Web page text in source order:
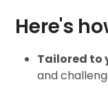
Here's
Tailored to
and